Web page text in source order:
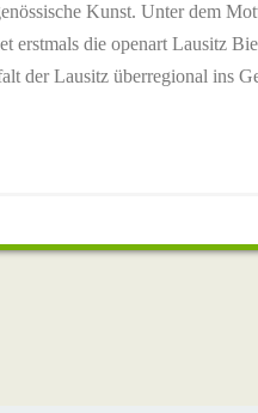
Kunst. Unter dem
erstmals die openart Lausitz
der Lausitz überregional ins